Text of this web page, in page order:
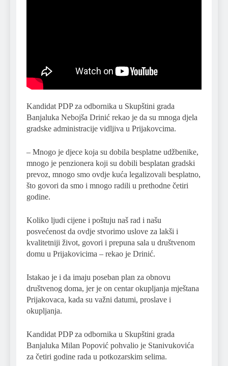
Kandidat PDP za odbornika u Skupštini grada
Banjaluka Nebojša Drinić rekao je da su mnoga djela
gradske administracije vidljiva u Prijakovcima.
– Mnogo je djece koja su dobila besplatne udžbenike,
mnogo je penzionera koji su dobili besplatan gradski
prevoz, mnogo smo ovdje kuća legalizovali besplatno,
što govori da smo i mnogo radili u prethodne četiri
godine.
Koliko ljudi cijene i poštuju naš rad i našu
posvećenost da ovdje stvorimo uslove za lakši i
kvalitetniji život, govori i prepuna sala u društvenom
domu u Prijakovicima – rekao je Drinić.
Istakao je i da imaju poseban plan za obnovu
društvenog doma, jer je on centar okupljanja mještana
Prijakovaca, kada su važni datumi, proslave i
okupljanja.
Kandidat PDP za odbornika u Skupštini grada
Banjaluka Milan Popović pohvalio je Stanivukovića
za četiri godine rada u potkozarskim selima.